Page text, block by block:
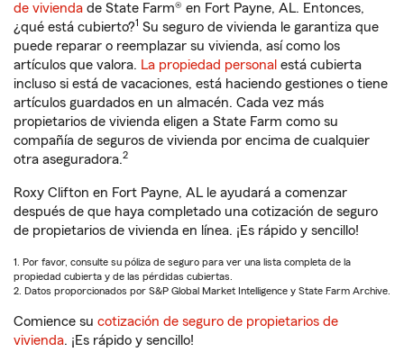
de vivienda de State Farm® en Fort Payne, AL. Entonces,
¿qué está cubierto?1 Su seguro de vivienda le garantiza que
puede reparar o reemplazar su vivienda, así como los
artículos que valora. La propiedad personal está cubierta
incluso si está de vacaciones, está haciendo gestiones o tiene
artículos guardados en un almacén. Cada vez más
propietarios de vivienda eligen a State Farm como su
compañía de seguros de vivienda por encima de cualquier
otra aseguradora.2
Roxy Clifton en Fort Payne, AL le ayudará a comenzar
después de que haya completado una cotización de seguro
de propietarios de vivienda en línea. ¡Es rápido y sencillo!
1. Por favor, consulte su póliza de seguro para ver una lista completa de la
propiedad cubierta y de las pérdidas cubiertas.
2. Datos proporcionados por S&P Global Market Intelligence y State Farm Archive.
Comience su cotización de seguro de propietarios de
vivienda. ¡Es rápido y sencillo!